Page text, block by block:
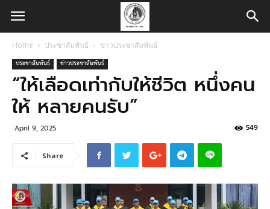
Home ประชาสัมพันธ์ ข่าวประชาสัมพันธ์
ประชาสัมพันธ์ ข่าวประชาสัมพันธ์
“ให้เลือดเท่ากับให้ชีวิต หนึ่งคน
ให้ หลายคนรับ”
April 9, 2025 549
Share